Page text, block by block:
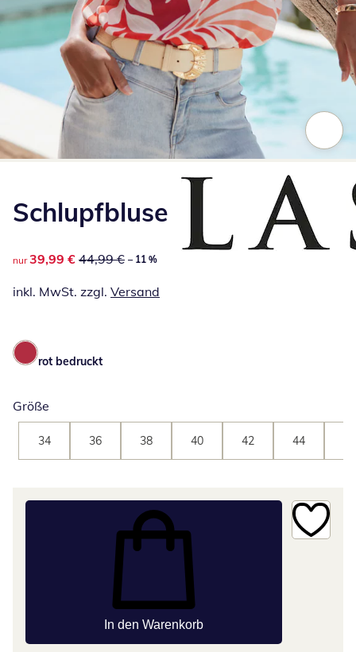
Schlupfbluse
reduzierter Preis 39,99 €, vorheriger Preis: 44,99 €
nur 39,99 € 44,99 € – 11 %
inkl. MwSt. zzgl. Versand
rot bedruckt
Größe
34 36 38 40 42 44
In den Warenkorb